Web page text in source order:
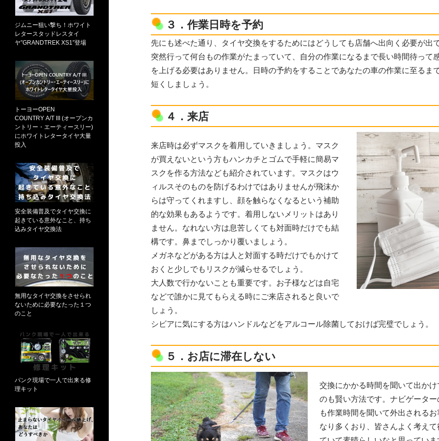
３．作業日時を予約
先にも述べた通り、タイヤ交換をするためにはどうしても店舗へ出向く必要が出
突然行って何台もの作業がたまっていて、自分の作業になるまで長い時間待って
を上げる必要はありません。日時の予約をすることであなたの車の作業に至るま
短くしましょう。
４．来店
来店時は必ずマスクを着用していきましょう。マスク
が買えないという方もハンカチとゴムで手軽に簡易マ
スクを作る方法なども紹介されています。マスクはウ
ィルスそのものを防げるわけではありませんが飛沫か
らは守ってくれますし、顔を触らなくなるという補助
的な効果もあるようです。着用しないメリットはあり
ません。なれない方は息苦しくても対面時だけでも結
構です。鼻までしっかり覆いましょう。
メガネなどがある方は人と対面する時だけでもかけて
おくと少しでもリスクが減らせるでしょう。
大人数で行かないことも重要です。お子様などは自宅
などで誰かに見てもらえる時にご来店されると良いで
しょう。
シビアに気にする方はハンドルなどをアルコール除菌しておけば完璧でしょう。
５．お店に滞在しない
交換にかかる時間を聞いて出かけ
のも賢い方法です。ナビゲーター
も作業時間を聞いて外出される
なり多くおり、皆さんよく考え
ジムニー狙い撃ち！ホワイト
レタースタッドレスタイ
ヤ”GRANDTREK XS1″登場
トーヨーOPEN
COUNTRY A/T III (オープンカ
ントリー・エーティースリー)
にホワイトレタータイヤ大量
投入
安全装備普及でタイヤ交換に
起きている意外なこと、持ち
込みタイヤ交換法
無用なタイヤ交換をさせられ
ないために必要なたった１つ
のこと
パンク現場で一人で出来る修
理キット